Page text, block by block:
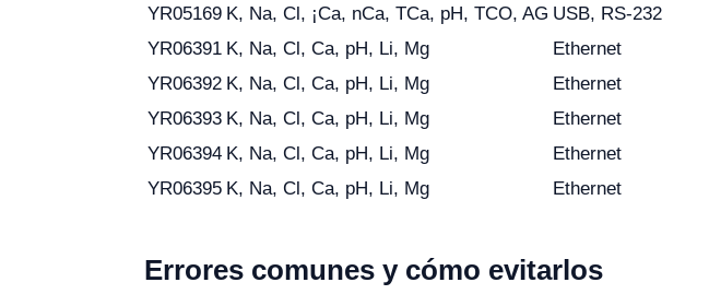
YR05169 K, Na, Cl, ¡Ca, nCa, TCa, pH, TCO, AG USB, RS-232
YR06391 K, Na, Cl, Ca, pH, Li, Mg Ethernet
YR06392 K, Na, Cl, Ca, pH, Li, Mg Ethernet
YR06393 K, Na, Cl, Ca, pH, Li, Mg Ethernet
YR06394 K, Na, Cl, Ca, pH, Li, Mg Ethernet
YR06395 K, Na, Cl, Ca, pH, Li, Mg Ethernet
Errores comunes y cómo evitarlos